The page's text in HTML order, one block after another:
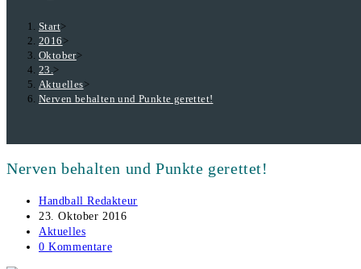
Start>
2016 >
Oktober>
23. >
Aktuelles>
Nerven behalten und Punkte gerettet!
Nerven behalten und Punkte gerettet!
Beitrags-
Autor:
Handball Redakteur
Beitrag
veröffentlicht:
23. Oktober 2016
Beitrags-
Kategorie:
Aktuelles
Beitrags-
0 Kommentare